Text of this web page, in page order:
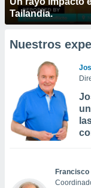
Tailandia.
Nuestros
Francisco